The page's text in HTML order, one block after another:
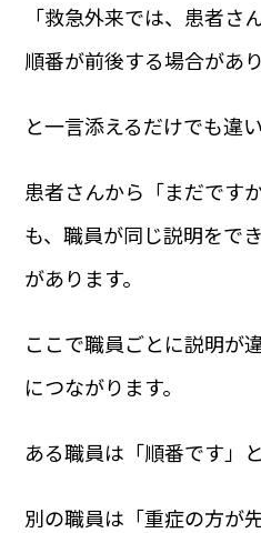
「救急外来では、患者さ
順番が前後する場合があり
と一言添えるだけでも違い
患者さんから「まだです
も、職員が同じ説明をで
があります。
ここで職員ごとに説明が
につながります。
ある職員は「順番です」と
別の職員は「重症の方が